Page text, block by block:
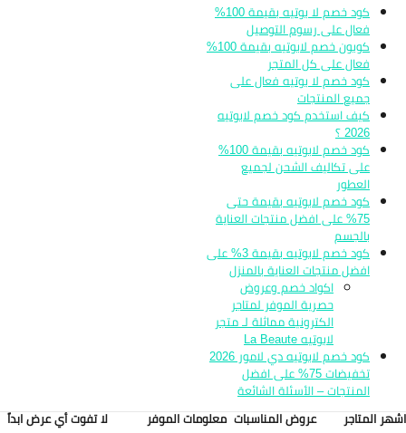
كود خصم لا بوتيه بقيمة 100%
فعال على رسوم التوصيل
كوبون خصم لابوتيه بقيمة 100%
فعال على كل المتجر
كود خصم لا بوتيه فعال على
جميع المنتجات
كيف استخدم كود خصم لابوتيه
2026 ؟
كود خصم لابوتيه بقيمة 100%
على تكاليف الشحن لجميع
العطور
كود خصم لابوتيه بقيمة حتى
75% على افضل منتجات العناية
بالجسم
كود خصم لابوتيه بقيمة 3% على
افضل منتجات العناية بالمنزل
اكواد خصم وعروض
حصرية الموفر لمتاجر
الكترونية مماثلة لـ متجر
لابوتيه La Beaute
كود خصم لابوتيه دي لامور 2026
تخفيضات 75% على افضل
المنتجات – الأسئلة الشائعة
المتاجر
عروض المناسبات معلومات الموفر
لا تفوت أي عرض ابداً